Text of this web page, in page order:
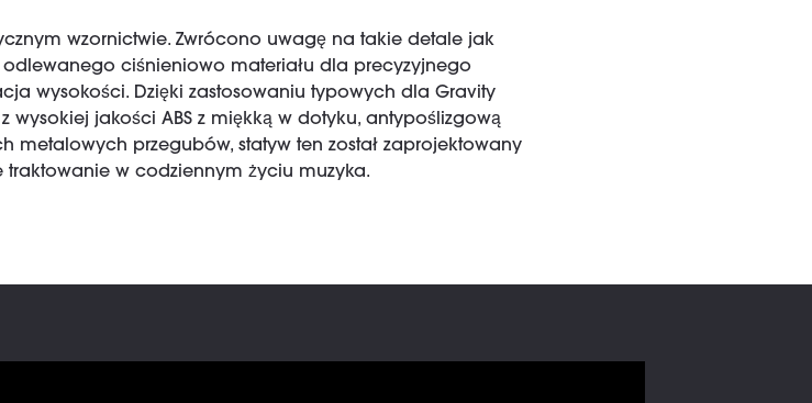
wzornictwie. Zwrócono uwagę na takie detale jak
odlewanego ciśnieniowo materiału dla precyzyjnego
wysokości. Dzięki zastosowaniu typowych dla Gravity
wysokiej jakości ABS z miękką w dotyku, antypoślizgową
metalowych przegubów, statyw ten został zaprojektowany
traktowanie w codziennym życiu muzyka.